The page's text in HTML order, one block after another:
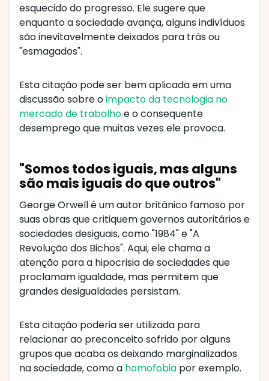
esquecido do progresso. Ele sugere que
enquanto a sociedade avança, alguns indivíduos
são inevitavelmente deixados para trás ou
"esmagados".
Esta citação pode ser bem aplicada em uma
discussão sobre oimpacto da tecnologia no
mercado de trabalhoe o consequente
desemprego que muitas vezes ele provoca.
"Somos todos iguais, mas alguns
são mais iguais do que outros"
George Orwell é um autor britânico famoso por
suas obras que critiquem governos autoritários e
sociedades desiguais, como "1984" e "A
Revolução dos Bichos". Aqui, ele chama a
atenção para a hipocrisia de sociedades que
proclamam igualdade, mas permitem que
grandes desigualdades persistam.
Esta citação poderia ser utilizada para
relacionar ao preconceito sofrido por alguns
grupos que acaba os deixando marginalizados
na sociedade, como a homofobia por exemplo.